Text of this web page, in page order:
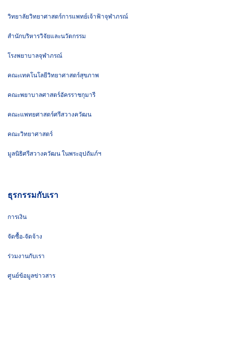
วิทยาลัยวิทยาศาสตร์การแพทย์เจ้าฟ้าจุฬาภรณ์
สำนักบริหารวิจัยและนวัตกรรม
โรงพยาบาลจุฬาภรณ์
คณะเทคโนโลยีวิทยาศาสตร์สุขภาพ
คณะพยาบาลศาสตร์อัครราชกุมารี
คณะแพทยศาสตร์ศรีสวางควัฒน
คณะวิทยาศาสตร์
มูลนิธิศรีสวางควัฒน ในพระอุปถัมภ์ฯ
ธุรกรรมกับเรา
การเงิน
จัดซื้อ-จัดจ้าง
ร่วมงานกับเรา
ศูนย์ข้อมูลข่าวสาร